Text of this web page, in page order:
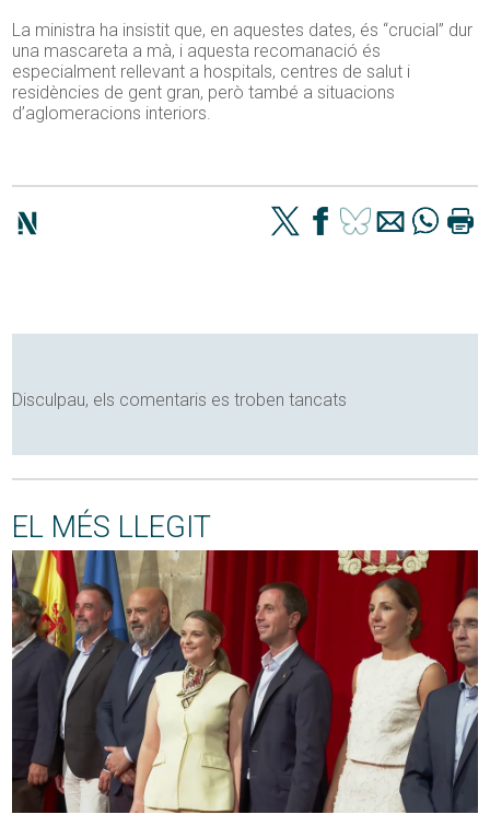
La ministra ha insistit que, en aquestes dates, és “crucial” dur
una mascareta a mà, i aquesta recomanació és
especialment rellevant a hospitals, centres de salut i
residències de gent gran, però també a situacions
d’aglomeracions interiors.
Disculpau, els comentaris es troben tancats
EL MÉS LLEGIT